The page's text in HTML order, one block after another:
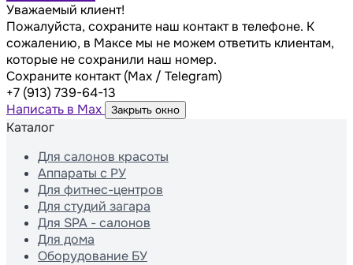
Уважаемый клиент!
Пожалуйста, сохраните наш контакт в телефоне. К
сожалению, в Максе мы не можем ответить клиентам,
которые не сохранили наш номер.
Сохраните контакт (Max / Telegram)
+7 (913) 739-64-13
Написать в Max
Закрыть окно
Каталог
Для салонов красоты
Аппараты с РУ
Для фитнес-центров
Для студий загара
Для SPA - салонов
Для дома
Оборудование БУ